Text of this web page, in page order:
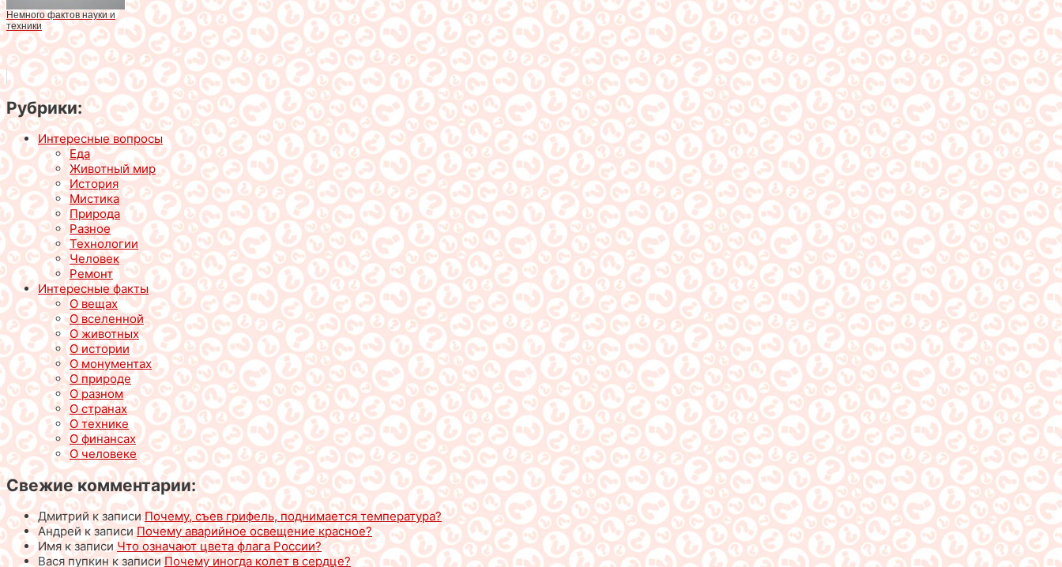
Немного фактов науки и
техники
Рубрики:
Интересные вопросы
Еда
Животный мир
История
Мистика
Природа
Разное
Технологии
Человек
Ремонт
Интересные факты
О вещах
О вселенной
О животных
О истории
О монументах
О природе
О разном
О странах
О технике
О финансах
О человеке
Свежие комментарии:
Дмитрий к записиПочему, съев грифель, поднимается температура?
Андрейк записиПочему аварийное освещение красное?
Имя к записиЧто означают цвета флага России?
Вася пупкин к записиПочему иногда колет в сердце?